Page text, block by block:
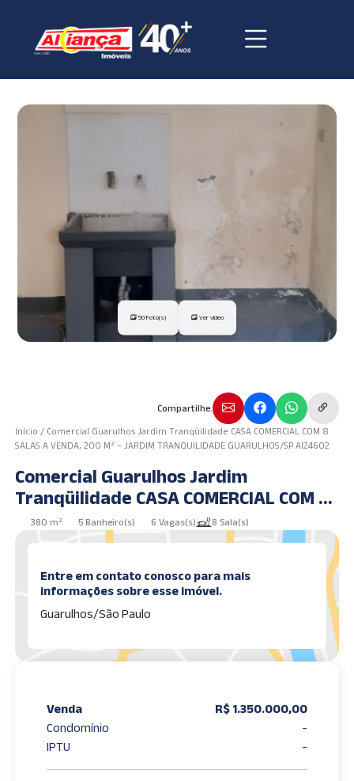
50 Foto(s) Ver vídeo
Compartilhe.
Início / Comercial Guarulhos Jardim Tranqüilidade CASA COMERCIAL COM 8
SALAS A VENDA, 200 M² – JARDIM TRANQUILIDADE GUARULHOS/SP AI24602
Comercial Guarulhos Jardim
Tranqüilidade CASA COMERCIAL COM 8
SALAS A VENDA, 200 m² – JARDIM
TRANQUILIDADE GUARULHOS/SP
380 m² 5 Banheiro(s) 6 Vagas(s) 8 Sala(s)
Entre em contato conosco para mais
informações sobre esse imóvel.
Guarulhos/São Paulo
Venda
R$ 1.350.000,00
Condomínio
-
IPTU
-